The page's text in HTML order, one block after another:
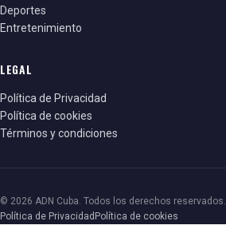
Deportes
Entretenimiento
LEGAL
Política de Privacidad
Política de cookies
Términos y condiciones
© 2026 ADN Cuba. Todos los derechos reservados.
Política de Privacidad Política de cookies